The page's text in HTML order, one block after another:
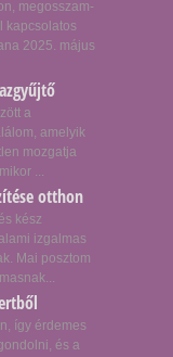
megosszam-
kapcsolatos
2025. május
a
amelyik
mozgatja
...
otthon
kész
izgalmas
Mai posztom
így érdemes
és a